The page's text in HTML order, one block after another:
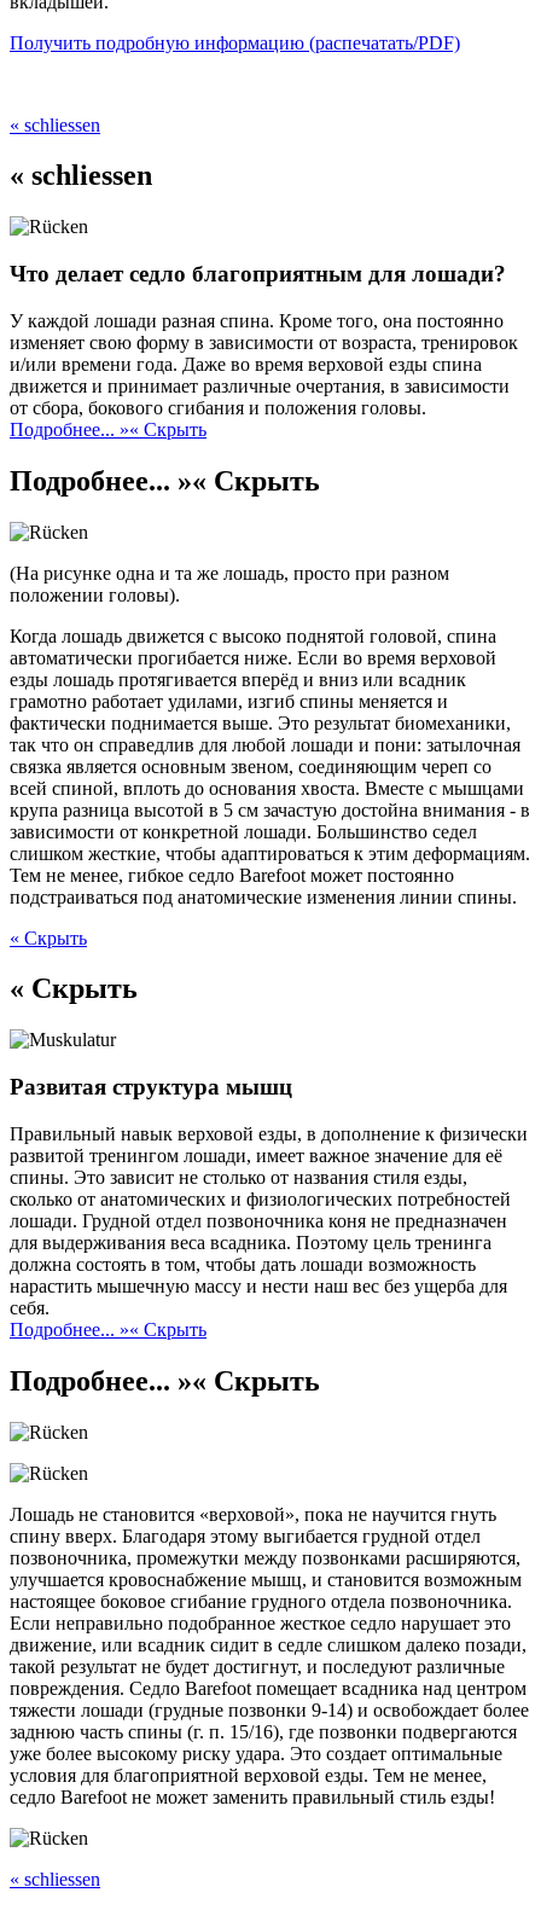
Получить подробную информацию (распечатать/PDF)
« schliessen
« schliessen
Что делает седло благоприятным для лошади?
У каждой лошади разная спина. Кроме того, она постоянно
изменяет свою форму в зависимости от возраста, тренировок
и/или времени года. Даже во время верховой езды спина
движется и принимает различные очертания, в зависимости
от сбора, бокового сгибания и положения головы.
Подробнее... »« Скрыть
Подробнее... »« Скрыть
(На рисунке одна и та же лошадь, просто при разном
положении головы).
Когда лошадь движется с высоко поднятой головой, спина
автоматически прогибается ниже. Если во время верховой
езды лошадь протягивается вперёд и вниз или всадник
грамотно работает удилами, изгиб спины меняется и
фактически поднимается выше. Это результат биомеханики,
так что он справедлив для любой лошади и пони: затылочная
связка является основным звеном, соединяющим череп со
всей спиной, вплоть до основания хвоста. Вместе с мышцами
крупа разница высотой в 5 см зачастую достойна внимания - в
зависимости от конкретной лошади. Большинство седел
слишком жесткие, чтобы адаптироваться к этим деформациям.
Тем не менее, гибкое седло Barefoot может постоянно
подстраиваться под анатомические изменения линии спины.
« Скрыть
« Скрыть
Развитая структура мышц
Правильный навык верховой езды, в дополнение к физически
развитой тренингом лошади, имеет важное значение для её
спины. Это зависит не столько от названия стиля езды,
сколько от анатомических и физиологических потребностей
лошади. Грудной отдел позвоночника коня не предназначен
для выдерживания веса всадника. Поэтому цель тренинга
должна состоять в том, чтобы дать лошади возможность
нарастить мышечную массу и нести наш вес без ущерба для
себя.
Подробнее... »« Скрыть
Подробнее... »« Скрыть
Лошадь не становится «верховой», пока не научится гнуть
спину вверх. Благодаря этому выгибается грудной отдел
позвоночника, промежутки между позвонками расширяются,
улучшается кровоснабжение мышц, и становится возможным
настоящее боковое сгибание грудного отдела позвоночника.
Если неправильно подобранное жесткое седло нарушает это
движение, или всадник сидит в седле слишком далеко позади,
такой результат не будет достигнут, и последуют различные
повреждения. Седло Barefoot помещает всадника над центром
тяжести лошади (грудные позвонки 9-14) и освобождает более
заднюю часть спины (г. п. 15/16), где позвонки подвергаются
уже более высокому риску удара. Это создает оптимальные
условия для благоприятной верховой езды. Тем не менее,
седло Barefoot не может заменить правильный стиль езды!
« schliessen